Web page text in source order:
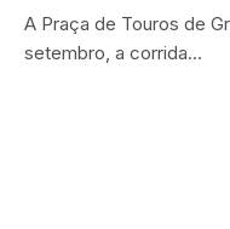
A Praça de Touros de
setembro, a corrida…